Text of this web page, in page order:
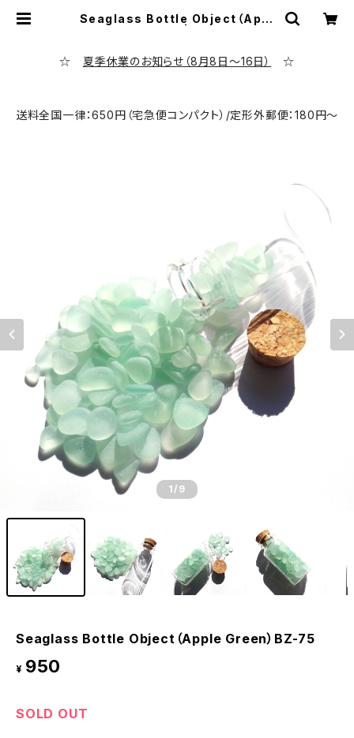
Seaglass Bottle Object（Appl
☆ 夏季休業のお知らせ（8月8日～16日） ☆
送料全国一律：650円（宅急便コンパクト）/定形外郵便：180円～
1 /9
Seaglass Bottle Object（Apple Green）BZ-75
¥ 950
SOLD OUT